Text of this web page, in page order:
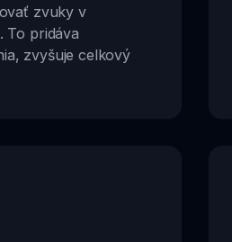
zvuky v
To pridáva
zvyšuje celkový